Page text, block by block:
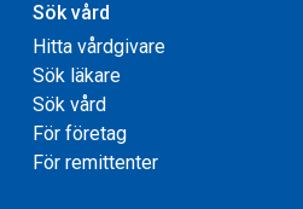
Sök vård
Hitta vårdgivare
Sök läkare
Sök vård
För företag
För remittenter